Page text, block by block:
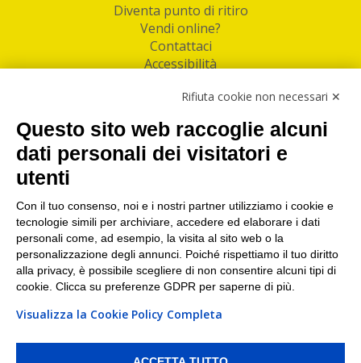
Diventa punto di ritiro
Vendi online?
Contattaci
Accessibilità
Facebook
Linkedin
I nostri punti di ritiro e spedizione pacchi nelle
maggiori città italiane
Torino|Milano|Roma|Bologna|Firenze| Genova
Napoli|Varese
PI/CF/N°Iscr.: 10821360012 | REA: RM 1494760 | Cap.Soc.: 50.000€ |
Whistleblowing|Privacy |Preferenze Cookies
Rifiuta cookie non necessari ✕
Questo sito web raccoglie alcuni
dati personali dei visitatori e
utenti
Con il tuo consenso, noi e i nostri partner utilizziamo i cookie e
tecnologie simili per archiviare, accedere ed elaborare i dati
personali come, ad esempio, la visita al sito web o la
personalizzazione degli annunci. Poiché rispettiamo il tuo diritto
alla privacy, è possibile scegliere di non consentire alcuni tipi di
cookie. Clicca su preferenze GDPR per saperne di più.
Visualizza la Cookie Policy Completa